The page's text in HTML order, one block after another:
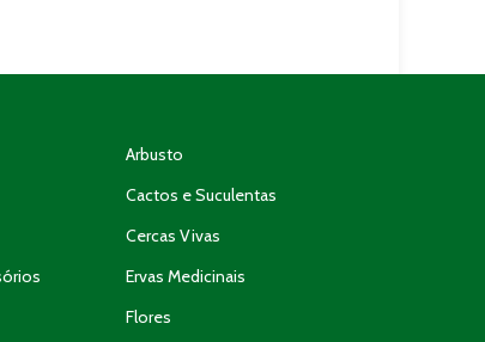
Arbusto
Cactos e Suculentas
Cercas Vivas
Ervas Medicinais
Flores